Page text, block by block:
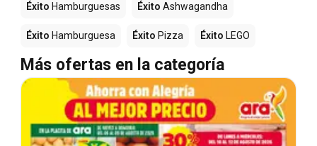
Éxito Hamburguesas Éxito Ashwagandha
Éxito Hamburguesa Éxito Pizza Éxito LEGO
Más ofertas en la categoría